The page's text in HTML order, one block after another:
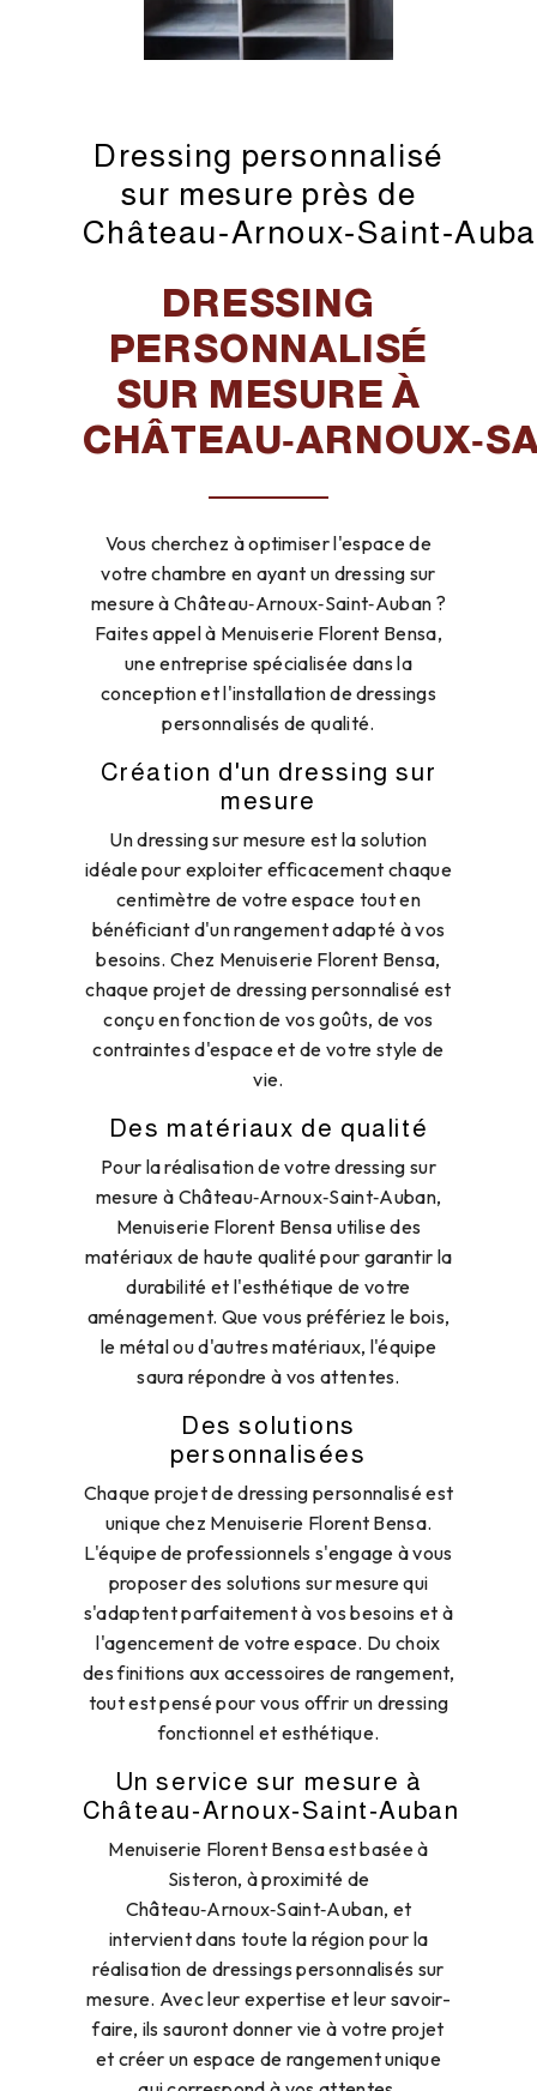
Dressing personnalisé
sur mesure près de
DRESSING
PERSONNALISÉ
SUR MESURE À
Vous cherchez à optimiser l'espace de
votre chambre en ayant un dressing sur
mesure à Château‑Arnoux‑Saint‑Auban ?
Faites appel à Menuiserie Florent Bensa,
une entreprise spécialisée dans la
conception et l'installation de dressings
personnalisés de qualité.
Création d'un dressing sur
mesure
Un dressing sur mesure est la solution
idéale pour exploiter efficacement chaque
centimètre de votre espace tout en
bénéficiant d'un rangement adapté à vos
besoins. Chez Menuiserie Florent Bensa,
chaque projet de dressing personnalisé est
conçu en fonction de vos goûts, de vos
contraintes d'espace et de votre style de
vie.
Des matériaux de qualité
Pour la réalisation de votre dressing sur
mesure à Château‑Arnoux‑Saint‑Auban,
Menuiserie Florent Bensa utilise des
matériaux de haute qualité pour garantir la
durabilité et l'esthétique de votre
aménagement. Que vous préfériez le bois,
le métal ou d'autres matériaux, l'équipe
saura répondre à vos attentes.
Des solutions
personnalisées
Chaque projet de dressing personnalisé est
unique chez Menuiserie Florent Bensa.
L'équipe de professionnels s'engage à vous
proposer des solutions sur mesure qui
s'adaptent parfaitement à vos besoins et à
l'agencement de votre espace. Du choix
des finitions aux accessoires de rangement,
tout est pensé pour vous offrir un dressing
fonctionnel et esthétique.
Un service sur mesure à
Château‑Arnoux‑Saint‑Auban
Menuiserie Florent Bensa est basée à
Sisteron, à proximité de
Château‑Arnoux‑Saint‑Auban, et
intervient dans toute la région pour la
réalisation de dressings personnalisés sur
mesure. Avec leur expertise et leur savoir-
faire, ils sauront donner vie à votre projet
et créer un espace de rangement unique